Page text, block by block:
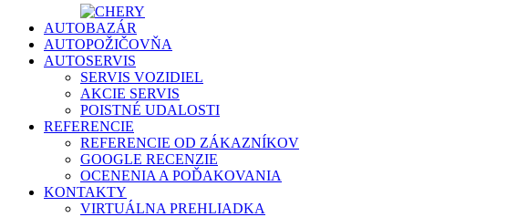
AUTOBAZÁR
AUTOPOŽIČOVŇA
AUTOSERVIS
SERVIS VOZIDIEL
AKCIE SERVIS
POISTNÉ UDALOSTI
REFERENCIE
REFERENCIE OD ZÁKAZNÍKOV
GOOGLE RECENZIE
OCENENIA A POĎAKOVANIA
KONTAKTY
VIRTUÁLNA PREHLIADKA